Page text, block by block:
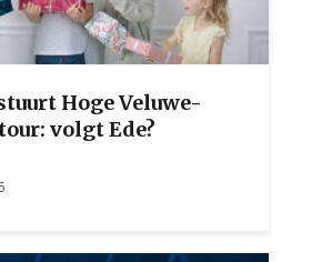
Hoge Veluwe-
volgt Ede?